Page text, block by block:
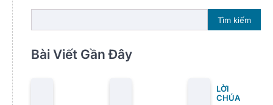
Tìm kiếm
Bài Viết Gần Đây
LỜI
CHÚA